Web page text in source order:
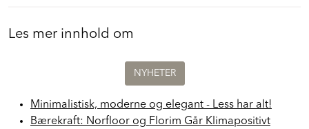
Les mer innhold om
NYHETER
Minimalistisk, moderne og elegant - Less har alt!
Bærekraft: Norfloor og Florim Går Klimapositivt